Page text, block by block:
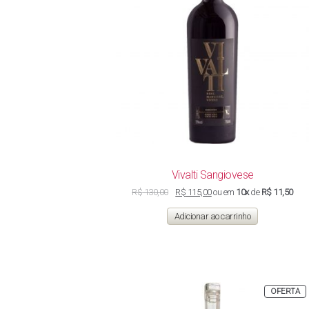
Vivalti Sangiovese
R$130,00
original
era:
R$ 130,00.
R$ 115,00O
atual
é:
R$ 115,00.
ou em 10xde R$ 11,50
Adicionar ao carrinho
OFERTA